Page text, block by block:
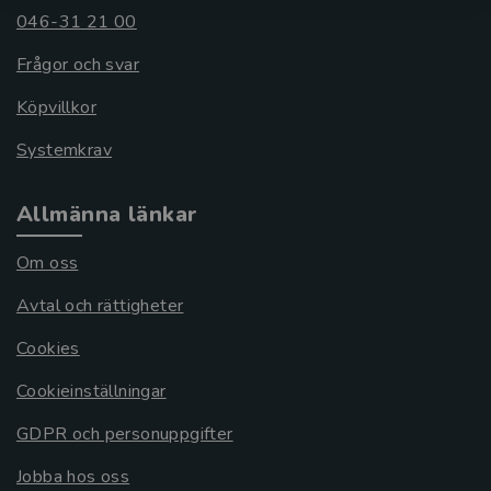
046-31 21 00
Frågor och svar
Köpvillkor
Systemkrav
Allmänna länkar
Om oss
Avtal och rättigheter
Cookies
Cookieinställningar
GDPR och personuppgifter
Jobba hos oss